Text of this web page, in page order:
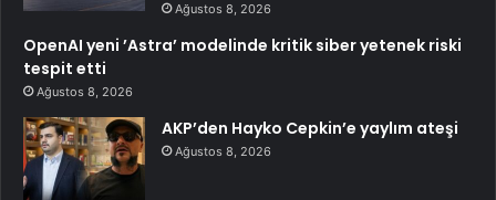
Ağustos 8, 2026
OpenAI yeni ’Astra’ modelinde kritik siber yetenek riski
tespit etti
Ağustos 8, 2026
AKP’den Hayko Cepkin’e yaylım ateşi
Ağustos 8, 2026